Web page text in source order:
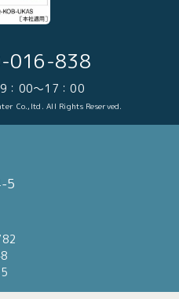
016-838
：00～17：00
Co.,ltd. All Rights Reserved.
5